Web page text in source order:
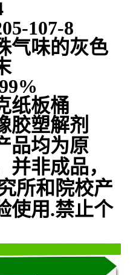
107-8
气味的灰色
纸板桶
胶塑解剂
品均为原
非成品，
所和院校产
使用.禁止个